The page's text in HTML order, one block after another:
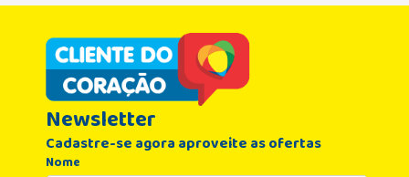
Newsletter
Cadastre-se agora aproveite as ofertas
Nome